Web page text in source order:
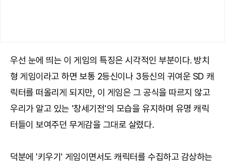
우선 눈에 띄는 이 게임의 특징은 시각적인 부분이다. 방치
형 게임이라고 하면 보통 2등신이나 3등신의 귀여운 SD 캐
릭터를 떠올리게 되지만, 이 게임은 그 공식을 따르지 않고
우리가 알고 있는 '창세기전'의 모습을 유지하며 유명 캐릭
터들이 보여주던 무게감을 그대로 살렸다.
덕분에 '키우기' 게임이면서도 캐릭터를 수집하고 감상하는